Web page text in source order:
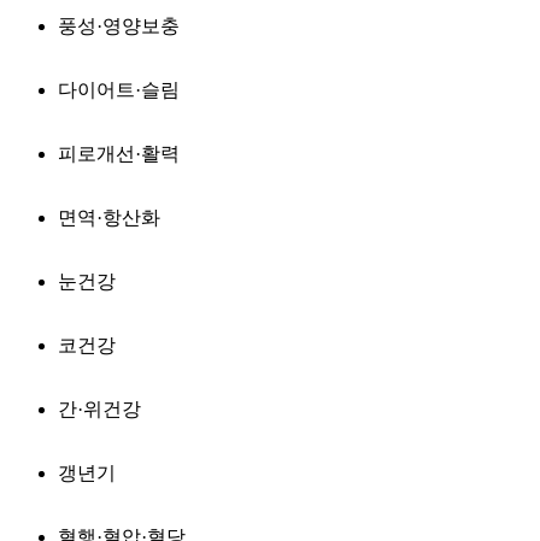
풍성·영양보충
다이어트·슬림
피로개선·활력
면역·항산화
눈건강
코건강
간·위건강
갱년기
혈행·혈압·혈당